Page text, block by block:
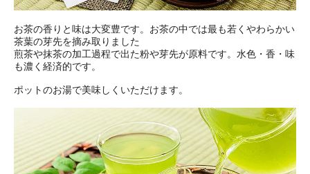
お茶の香りと味は大変豊です。お茶の中では最も若くやわらかい
茶葉の芽先を摘み取りました
煎茶や抹茶の加工過程で出た粉や芽先が原料です。水色・香・味
も濃く経済的です。
ポットのお湯で美味しくいただけます。